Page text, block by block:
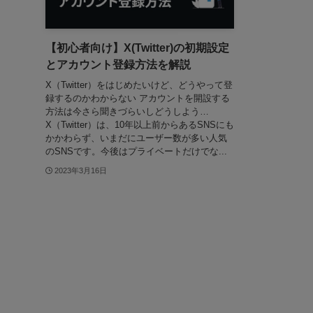
【初心者向け】X(Twitter)の初期設定
とアカウント登録方法を解説
X（Twitter）をはじめたいけど、どうやって登
録するのかわからない アカウントを開設する
方法は今さら聞きづらいしどうしよう…
X（Twitter）は、10年以上前からあるSNSにも
かかわらず、いまだにユーザー数が多い人気
のSNSです。今後はプライベートだけでな...
2023年3月16日